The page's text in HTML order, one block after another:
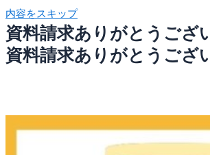
内容をスキップ
資料請求ありがとうござ
資料請求ありがとうござ